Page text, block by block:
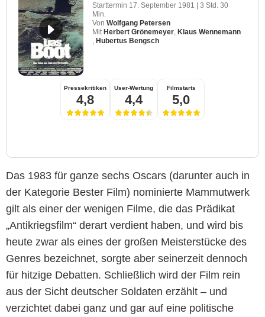
Starttermin 17. September 1981 | 3 Std. 30
Min.
Von Wolfgang Petersen
Mit Herbert Grönemeyer Klaus Wennemann
Hubertus Bengsch
Pressekritiken
4,8
User-Wertung
4,4
Filmstarts
5,0
Das 1983 für ganze sechs Oscars (darunter auch in
der Kategorie Bester Film) nominierte Mammutwerk
gilt als einer der wenigen Filme, die das Prädikat
„Antikriegsfilm“ derart verdient haben, und wird bis
heute zwar als eines der großen Meisterstücke des
Genres bezeichnet, sorgte aber seinerzeit dennoch
für hitzige Debatten. Schließlich wird der Film rein
aus der Sicht deutscher Soldaten erzählt – und
verzichtet dabei ganz und gar auf eine politische